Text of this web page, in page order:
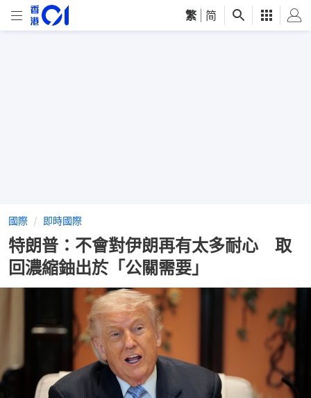
繁 简
國際 即時國際
特朗普：不會對伊朗再有太多耐心 取
回濃縮鈾出於「公關需要」